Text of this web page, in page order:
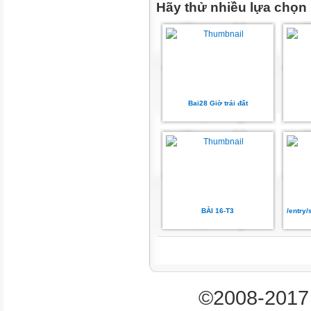
Đóng vai nhân vật
Giới thiệu tên câu chuyện,
Kể lại câu chuyện theo trình
Hãy thử nhiều lựa chọn
Bai28 Giờ trái đất
BÀI 16-T3 /entry/
©2008-